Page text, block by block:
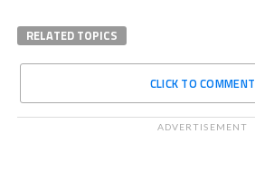
RELATED TOPICS
CLICK TO COMMENT
ADVERTISEMENT